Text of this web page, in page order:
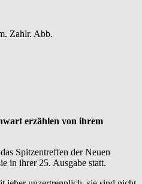
Zahlr. Abb.
erzählen von ihrem
Spitzentreffen der Neuen
in ihrer 25. Ausgabe statt.